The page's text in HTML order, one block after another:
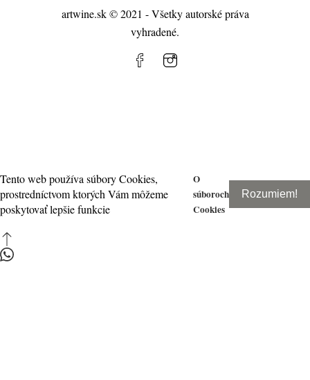
artwine.sk © 2021 - Všetky autorské práva
vyhradené.
Tento web používa súbory Cookies,
prostredníctvom ktorých Vám môžeme
poskytovať lepšie funkcie
O
súboroch
Cookies
Rozumiem!